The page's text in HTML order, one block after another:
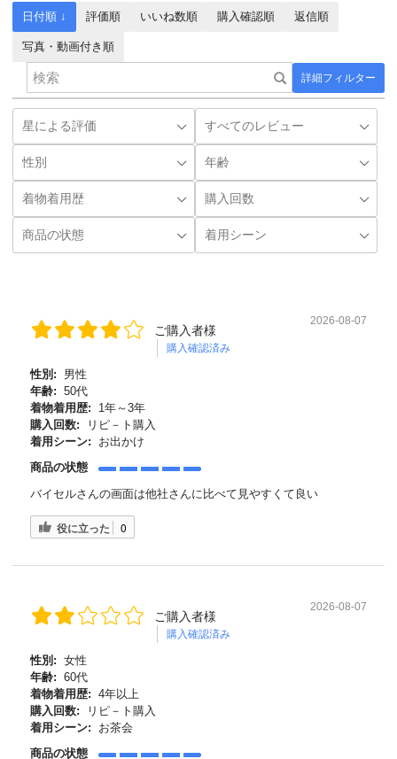
詳細フィルター
日付順 ↓ 評価順 いいね数順 購入確認順 返信順
写真・動画付き順
ご購入者様
購入確認済み
2026-08-07
性別:
男性
年齢: 50代
着物着用歴:
1年～3年
購入回数:
リピ－ト購入
着用シーン:
お出かけ
商品の状態
バイセルさんの画面は他社さんに比べて見やすくて良い
役に立った 0
ご購入者様
購入確認済み
2026-08-07
性別: 女性
年齢: 60代
着物着用歴: 4年以上
購入回数:
リピ－ト購入
着用シーン:
お茶会
商品の状態